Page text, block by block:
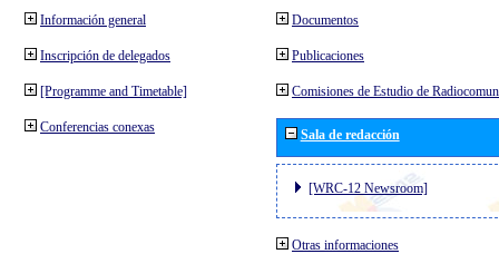
Información general
Inscripción de delegados
[Programme and Timetable]
Conferencias conexas
Documentos
Publicaciones
Comisiones de Estudio de
Sala de redacción
[WRC-12 Newsroom]
Otras informaciones